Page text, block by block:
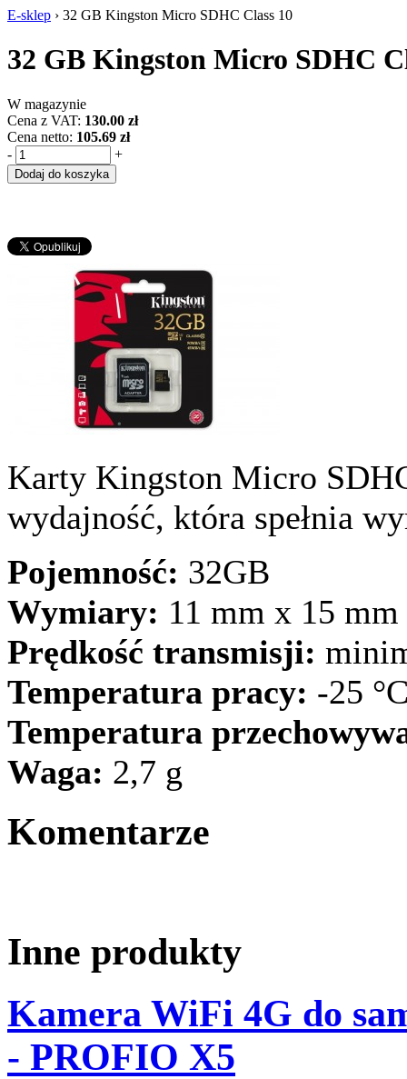
E-sklep › 32 GB Kingston Micro SDHC Class 10
32 GB Kingston Micro SDHC
W magazynie
Cena z VAT: 130.00 zł
Cena netto: 105.69 zł
-
+
Karty Kingston Micro
wydajność, która spełnia
Pojemność: 32GB
Wymiary: 11 mm x 15
Prędkość transmisji:
Temperatura pracy: -25
Temperatura
Waga: 2,7 g
Komentarze
Inne produkty
Kamera WiFi 4G do
- PROFIO X5